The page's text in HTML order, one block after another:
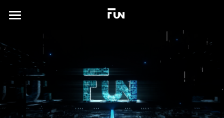
关于
案例展示
所有作品集
实验场
商品分类